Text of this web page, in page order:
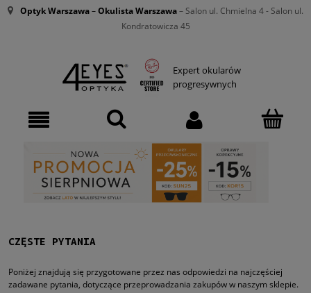
Optyk Warszawa–Okulista Warszawa– Salon ul. Chmielna 4 - Salon ul.
Kondratowicza 45
Expert okularów
progresywnych
CZĘSTE PYTANIA
Poniżej znajdują się przygotowane przez nas odpowiedzi na najczęściej
zadawane pytania, dotyczące przeprowadzania zakupów w naszym sklepie.